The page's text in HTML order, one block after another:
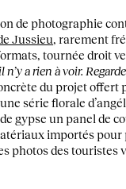
de photographie
Jussieu, rarement
tournée droit
n’y a rien à voir.
du projet offert
série florale
gypse un panel de
importés pour
photos des touristes